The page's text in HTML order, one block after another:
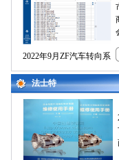
2022年9月ZF汽车转向系
法士特